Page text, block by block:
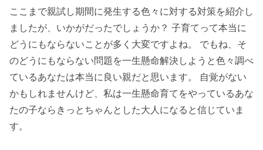
ここまで親試し期間に発生する色々に対する対策を紹介し
ましたが、いかがだったでしょうか？ 子育てって本当に
どうにもならないことが多く大変ですよね。 でもね、そ
のどうにもならない問題を一生懸命解決しようと色々調べ
ているあなたは本当に良い親だと思います。 自覚がない
かもしれませんけど、私は一生懸命育てをやっているあな
たの子ならきっとちゃんとした大人になると信じていま
す。